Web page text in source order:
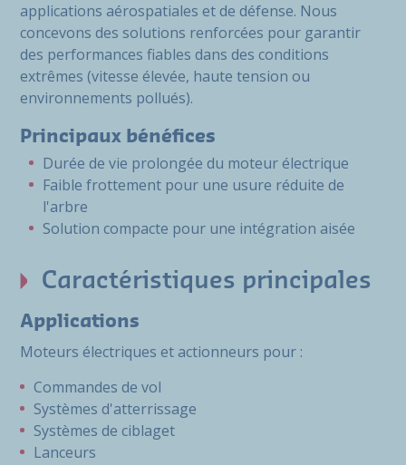
applications aérospatiales et de défense. Nous
concevons des solutions renforcées pour garantir
des performances fiables dans des conditions
extrêmes (vitesse élevée, haute tension ou
environnements pollués).
Principaux bénéfices
Durée de vie prolongée du moteur électrique
Faible frottement pour une usure réduite de
l'arbre
Solution compacte pour une intégration aisée
Caractéristiques principales
Applications
Moteurs électriques et actionneurs pour :
Commandes de vol
Systèmes d'atterrissage
Systèmes de ciblaget
Lanceurs